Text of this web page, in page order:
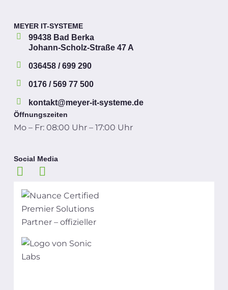
MEYER IT-SYSTEME
99438 Bad Berka
Johann-Scholz-Straße 47 A
036458 / 699 290
0176 / 569 77 500
kontakt@meyer-it-systeme.de
Öffnungszeiten
Mo – Fr: 08:00 Uhr – 17:00 Uhr
Social Media